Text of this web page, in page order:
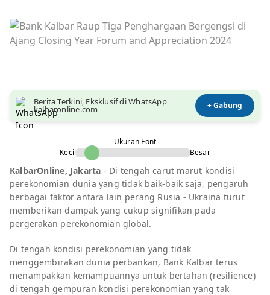
Berita Terkini, Eksklusif di WhatsApp
kalbaronline.com + Gabung
Ukuran Font
Kecil
Besar
KalbarOnline, Jakarta - Di tengah carut marut kondisi
perekonomian dunia yang tidak baik-baik saja, pengaruh
berbagai faktor antara lain perang Rusia - Ukraina turut
memberikan dampak yang cukup signifikan pada
pergerakan perekonomian global.
Di tengah kondisi perekonomian yang tidak
menggembirakan dunia perbankan, Bank Kalbar terus
menampakkan kemampuannya untuk bertahan (resilience)
di tengah gempuran kondisi perekonomian yang tak